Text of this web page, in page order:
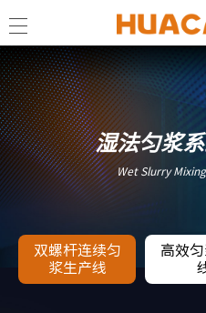
湿法匀浆
Wet Slurry
双螺杆连续匀
浆生产线
高效